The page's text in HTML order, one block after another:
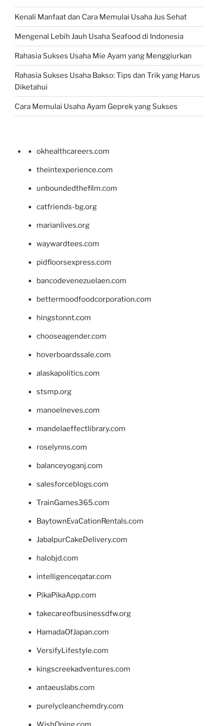
Kenali Manfaat dan Cara Memulai Usaha Jus Sehat
Mengenal Lebih Jauh Usaha Seafood di Indonesia
Rahasia Sukses Usaha Mie Ayam yang Menggiurkan
Rahasia Sukses Usaha Bakso: Tips dan Trik yang Harus
Diketahui
Cara Memulai Usaha Ayam Geprek yang Sukses
okhealthcareers.com
theintexperience.com
unboundedthefilm.com
catfriends-bg.org
marianlives.org
waywardtees.com
pidfloorsexpress.com
bancodevenezuelaen.com
bettermoodfoodcorporation.com
hingstonnt.com
chooseagender.com
hoverboardssale.com
alaskapolitics.com
stsmp.org
manoelneves.com
mandelaeffectlibrary.com
roselynns.com
balanceyoganj.com
salesforceblogs.com
TrainGames365.com
BaytownEvaCationRentals.com
JabalpurCakeDelivery.com
halobjd.com
intelligenceqatar.com
PikaPikaApp.com
takecareofbusinessdfw.org
HamadaOfJapan.com
VersifyLifestyle.com
kingscreekadventures.com
antaeuslabs.com
purelycleanchemdry.com